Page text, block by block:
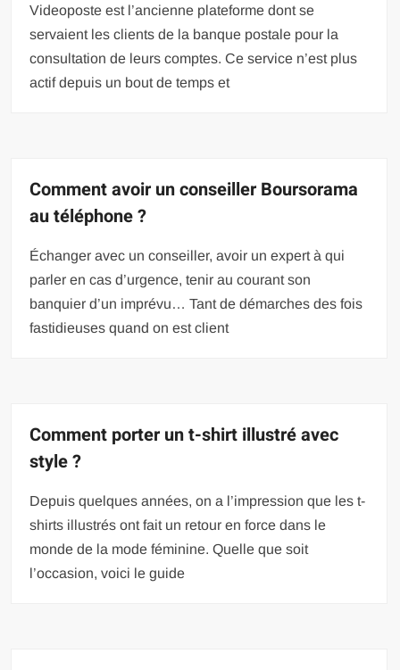
Videoposte est l’ancienne plateforme dont se
servaient les clients de la banque postale pour la
consultation de leurs comptes. Ce service n’est plus
actif depuis un bout de temps et
Comment avoir un conseiller Boursorama
au téléphone ?
Échanger avec un conseiller, avoir un expert à qui
parler en cas d’urgence, tenir au courant son
banquier d’un imprévu… Tant de démarches des fois
fastidieuses quand on est client
Comment porter un t-shirt illustré avec
style ?
Depuis quelques années, on a l’impression que les t-
shirts illustrés ont fait un retour en force dans le
monde de la mode féminine. Quelle que soit
l’occasion, voici le guide